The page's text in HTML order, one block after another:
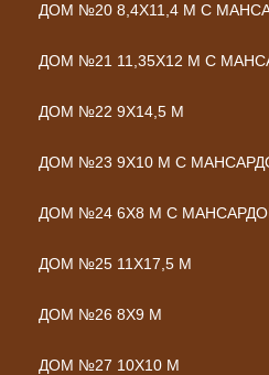
ДОМ №20 8,4Х11,4 М С
ДОМ №21 11,35Х12 М С
ДОМ №22 9Х14,5 М
ДОМ №23 9Х10 М С
ДОМ №24 6Х8 М С
ДОМ №25 11Х17,5 М
ДОМ №26 8Х9 М
ДОМ №27 10Х10 М